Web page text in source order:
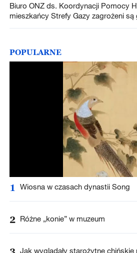
Biuro ONZ ds. Koordynacji Pomocy
mieszkańcy Strefy Gazy zagrożeni są
POPULARNE
1 Wiosna w czasach dynastii Song
2 Różne „konie” w muzeum
Jak wyglądały starożytne chińskie